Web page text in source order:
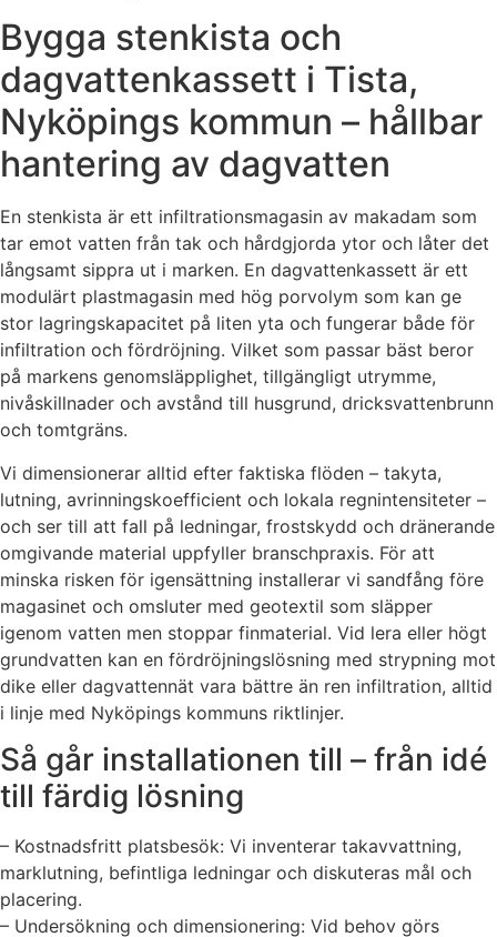
Bygga stenkista och
dagvattenkassett i Tista,
Nyköpings kommun – hållbar
hantering av dagvatten
En stenkista är ett infiltrationsmagasin av makadam som
tar emot vatten från tak och hårdgjorda ytor och låter det
långsamt sippra ut i marken. En dagvattenkassett är ett
modulärt plastmagasin med hög porvolym som kan ge
stor lagringskapacitet på liten yta och fungerar både för
infiltration och fördröjning. Vilket som passar bäst beror
på markens genomsläpplighet, tillgängligt utrymme,
nivåskillnader och avstånd till husgrund, dricksvattenbrunn
och tomtgräns.
Vi dimensionerar alltid efter faktiska flöden – takyta,
lutning, avrinningskoefficient och lokala regnintensiteter –
och ser till att fall på ledningar, frostskydd och dränerande
omgivande material uppfyller branschpraxis. För att
minska risken för igensättning installerar vi sandfång före
magasinet och omsluter med geotextil som släpper
igenom vatten men stoppar finmaterial. Vid lera eller högt
grundvatten kan en fördröjningslösning med strypning mot
dike eller dagvattennät vara bättre än ren infiltration, alltid
i linje med Nyköpings kommuns riktlinjer.
Så går installationen till – från idé
till färdig lösning
– Kostnadsfritt platsbesök: Vi inventerar takavvattning,
marklutning, befintliga ledningar och diskuteras mål och
placering.
– Undersökning och dimensionering: Vid behov görs